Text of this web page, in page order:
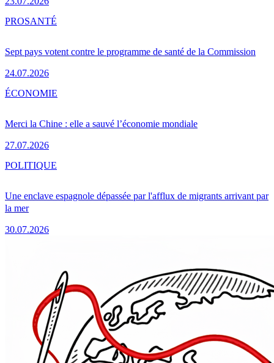
Sept pays votent contre le programme de santé de la Commission
24.07.2026
PROSANTÉ
Merci la Chine : elle a sauvé l’économie mondiale
27.07.2026
ÉCONOMIE
Une enclave espagnole dépassée par l'afflux de migrants arrivant par
la mer
30.07.2026
POLITIQUE